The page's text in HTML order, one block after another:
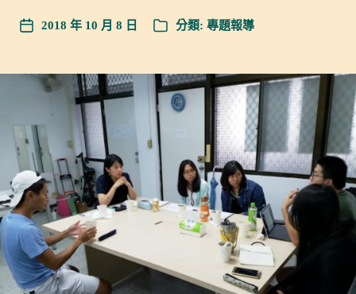
2018 年 10 月 8 日 分類: 專題報導